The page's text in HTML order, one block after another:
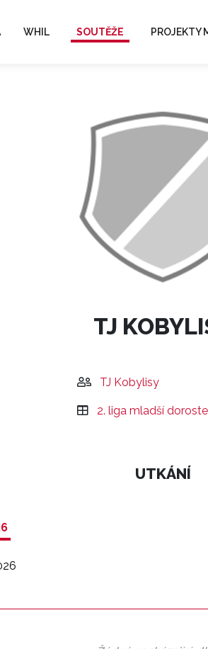
WHIL SOUTĚŽE PROJEKTY
TJ
TJ Kobylisy
2. liga mladší
UTKÁNÍ